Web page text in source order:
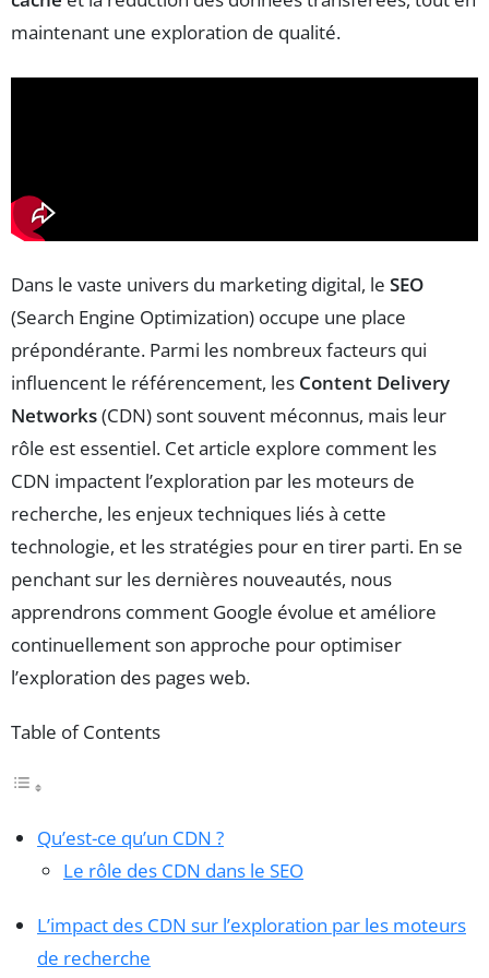
maintenant une exploration de qualité.
Dans le vaste univers du marketing digital, le SEO
(Search Engine Optimization) occupe une place
prépondérante. Parmi les nombreux facteurs qui
influencent le référencement, les Content Delivery
Networks(CDN) sont souvent méconnus, mais leur
rôle est essentiel. Cet article explore comment les
CDN impactent l’exploration par les moteurs de
recherche, les enjeux techniques liés à cette
technologie, et les stratégies pour en tirer parti. En se
penchant sur les dernières nouveautés, nous
apprendrons comment Google évolue et améliore
continuellement son approche pour optimiser
l’exploration des pages web.
Table of Contents
Qu’est-ce qu’un CDN ?
Le rôle des CDN dans le SEO
L’impact des CDN sur l’exploration par les moteurs
de recherche